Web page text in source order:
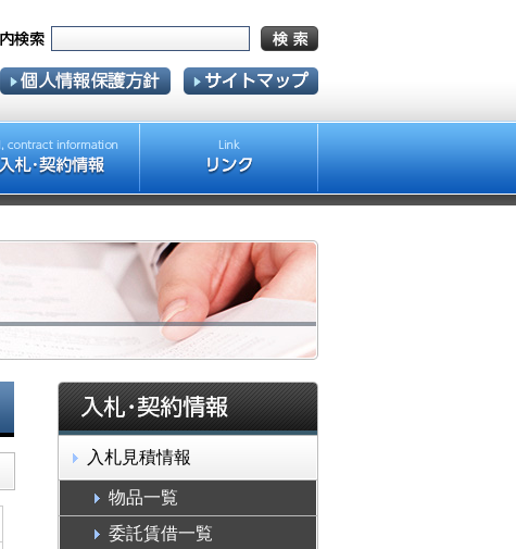
入札見積情報
物品一覧
委託賃借一覧